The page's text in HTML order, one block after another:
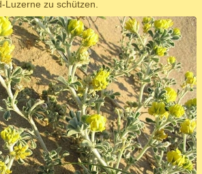
Luzerne zu schützen.